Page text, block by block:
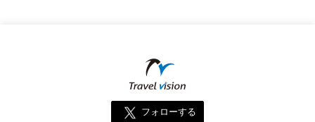
フォローする